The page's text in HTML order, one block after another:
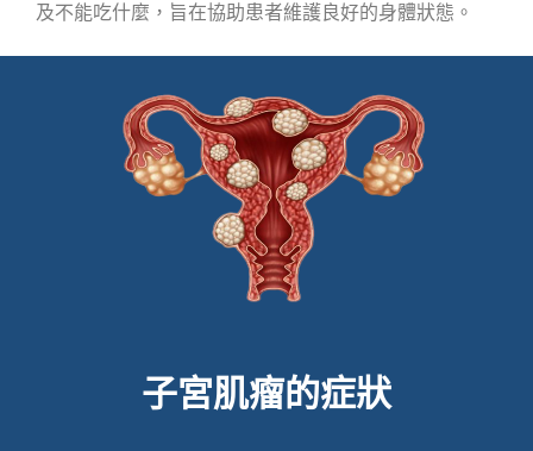
及不能吃什麼，旨在協助患者維護良好的身體狀態。
子宮肌瘤的症狀